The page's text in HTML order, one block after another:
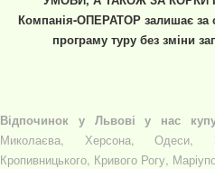
Компанія-ОПЕРАТОР залишає за
програму туру без зміни
Відпочинок у Львові у нас
Миколаєва, Херсона, Одеси,
Кропивницького, Кривого Рогу,